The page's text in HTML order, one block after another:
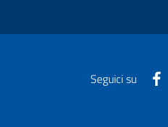
Seguici su